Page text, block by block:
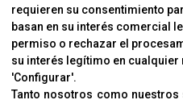
Cambios Y Devoluciones
CORVER
Aviso Legal
requieren su consentimiento
basan en su interés comercial
permiso o rechazar el
su interés legítimo en
'Configurar'.
Tanto nosotros como